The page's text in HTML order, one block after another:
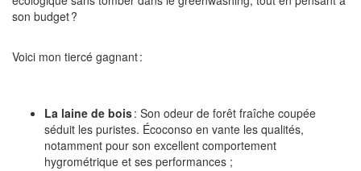
son budget ?
Voici mon tiercé gagnant :
La laine de bois: Son odeur de forêt fraîche coupée
séduit les puristes. Écoconso en vante les qualités,
notamment pour son excellent comportement
hygrométrique et ses performances ;